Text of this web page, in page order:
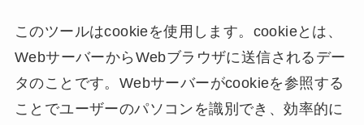
このツールはcookieを使用します。cookieとは、
WebサーバーからWebブラウザに送信されるデー
タのことです。Webサーバーがcookieを参照する
ことでユーザーのパソコンを識別でき、効率的に